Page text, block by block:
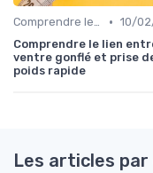
Comprendre les calories • 10/
Comprendre le lien
ventre gonflé et prise
poids rapide
Les articles